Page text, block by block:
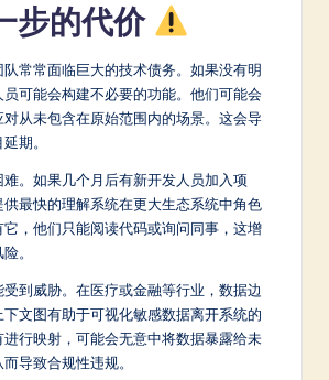
步的代价
常常面临巨大的技术债务。如果没有明
可能会构建不必要的功能。他们可能会
从未包含在原始范围内的场景。这会导
期。
。如果几个月后有新开发人员加入项
最快的理解系统在更大生态系统中角色
，他们只能阅读代码或询问同事，这增
。
到威胁。在医疗或金融等行业，数据边
文图有助于可视化敏感数据离开系统的
行映射，可能会无意中将数据暴露给未
导致合规性违规。